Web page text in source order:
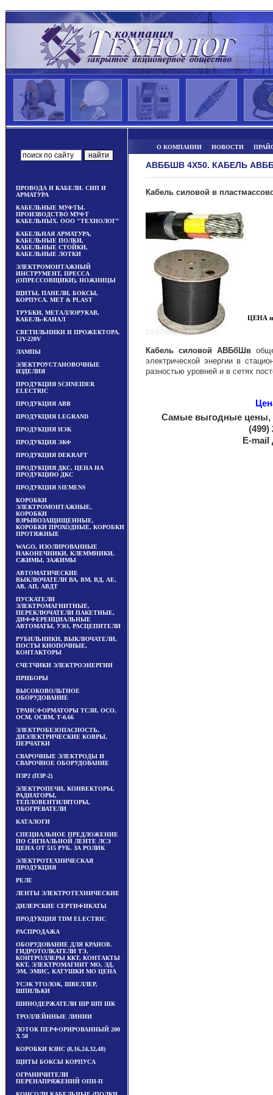
ПРОВОДА И КАБЕЛИ. СИП И
АРМАТУРА
КАБЕЛЬНЫЕ МУФТЫ.
ПРОИЗВОДСТВО МУФТ
КАБЕЛЬНЫХ. ООО "ТЕХНОЛОГ"
КАБЕЛЬНАЯ АРМАТУРА,
КАБЕЛЬНЫЕ ПОЛКИ,
КАБЕЛЬНЫЕ СТОЙКИ,
КАБЕЛЬНЫЕ ЛОТКИ
ЭЛЕКТРОМОНТАЖНЫЙ
ИНСТРУМЕНТ, ПРЕССА
(ОПРЕССОВЩИКИ), НОЖНИЦЫ
ЩИТЫ, ПАНЕЛИ, БОКСЫ,
КОРПУСА. MET & PLAST
ТРУБКИ, МЕТАЛЛОРУКАВ,
КАБЕЛЬ-КАНАЛ
СВЕТИЛЬНИКИ И ПРОЖЕКТОРА.
12V-220V
ЛАМПЫ
ЭЛЕКТРОУСТАНОВОЧНЫЕ
ИЗДЕЛИЯ
ПРОДУКЦИЯ SCHNEIDER
ELECTRIC
ПРОДУКЦИЯ ABB
ПРОДУКЦИЯ LEGRAND
ПРОДУКЦИЯ ИЭК
ПРОДУКЦИЯ ЭКФ
ПРОДУКЦИЯ DEKRAFT
ПРОДУКЦИЯ ДКС. ЦЕНА НА
ПРОДУКЦИЮ ДКС
ПРОДУКЦИЯ SIEMENS
КОРОБКИ
ЭЛЕКТРОМОНТАЖНЫЕ,
КОРОБКИ
ВЗРЫВОЗАЩИЩЕННЫЕ,
КОРОБКИ ПРОХОДНЫЕ, КОРОБКИ
ПРОТЯЖНЫЕ
WAGO, ИЗОЛИРОВАННЫЕ
НАКОНЕЧНИКИ, КЛЕММНИКИ,
СЖИМЫ, ЗАЖИМЫ
АВТОМАТИЧЕСКИЕ
ВЫКЛЮЧАТЕЛИ ВА, ВМ, ВД, АЕ,
АВ, АП, АВДТ
ПУСКАТЕЛИ
ЭЛЕКТРОМАГНИТНЫЕ,
ПЕРЕКЛЮЧАТЕЛИ ПАКЕТНЫЕ,
ДИФФЕРЕНЦИАЛЬНЫЕ
АВТОМАТЫ, УЗО, РАСЦЕПИТЕЛИ
РУБИЛЬНИКИ, ВЫКЛЮЧАТЕЛИ,
ПОСТЫ КНОПОЧНЫЕ,
КОНТАКТОРЫ
СЧЕТЧИКИ ЭЛЕКТРОЭНЕРГИИ
ПРИБОРЫ
ВЫСОКОВОЛЬТНОЕ
ОБОРУДОВАНИЕ
ТРАНСФОРМАТОРЫ ТСЗИ, ОСО,
ОСМ, ОСВМ, Т-0,66
ЭЛЕКТРОБЕЗОПАСНОСТЬ,
ДИЭЛЕКТРИЧЕСКИЕ КОВРЫ,
ПЕРЧАТКИ
СВАРОЧНЫЕ ЭЛЕКТРОДЫ И
СВАРОЧНОЕ ОБОРУДОВАНИЕ
ПЗР2 (ПЗР-2)
ЭЛЕКТРОПЕЧИ, КОНВЕКТОРЫ,
РАДИАТОРЫ,
ТЕПЛОВЕНТИЛЯТОРЫ,
ОБОГРЕВАТЕЛИ
КАТАЛОГИ
СПЕЦИАЛЬНОЕ ПРЕДЛОЖЕНИЕ
ПО СИГНАЛЬНОЙ ЛЕНТЕ ЛСЭ
ЦЕНА ОТ 515 РУБ. ЗА РОЛИК
ЭЛЕКТРОТЕХНИЧЕСКАЯ
ПРОДУКЦИЯ
РЕЛЕ
ЛЕНТЫ ЭЛЕКТРОТЕХНИЧЕСКИЕ
ДИЛЕРСКИЕ СЕРТИФИКАТЫ
ПРОДУКЦИЯ TDM ЕLECTRIC
РАСПРОДАЖА
ОБОРУДОВАНИЕ ДЛЯ КРАНОВ.
ГИДРОТОЛКАТЕЛИ ТЭ,
КОНТРОЛЛЕРЫ ККТ, КОНТАКТЫ
ККТ, ЭЛЕКТРОМАГНИТ МО, ЭД,
ЭМ, ЭМИС, КАТУШКИ МО ЦЕНА
УСЭК УГОЛОК, ШВЕЛЛЕР,
ШПИЛЬКИ
ШИНОДЕРЖАТЕЛИ ШР ШП ШК
ТРОЛЛЕЙННЫЕ ЛИНИИ
ЛОТОК ПЕРФОРИРОВАННЫЙ 200
Х 50
КОРОБКИ КЗНС (8,16,24,32,48)
ЩИТЫ БОКСЫ КОРПУСА
ОГРАНИЧИТЕЛИ
ПЕРЕНАПРЯЖЕНИЙ ОПН-П
О КОМПАНИИ НОВОСТИ
АВББШВ 4Х50. КАБЕЛЬ
Кабель силовой в
ЦЕНА
Кабель силовой АВБбШв
электрической энергии в
разностью уровней и в сетях
Самые выгодные цены,
(499)
E-